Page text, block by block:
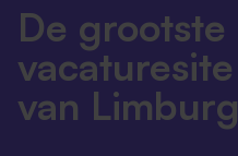
De grootste
vacaturesite
van Limburg